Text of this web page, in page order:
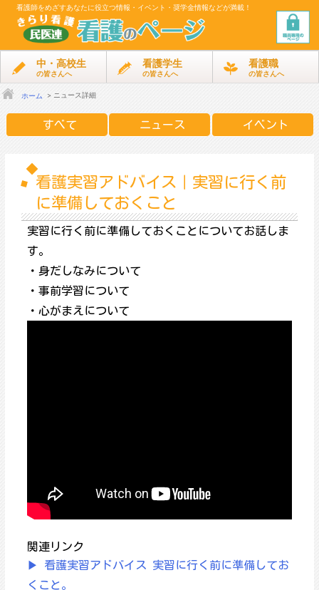
看護師をめざすあなたに役立つ情報・イベント・奨学金情報などが満載！
中・高校生
の皆さんへ
看護学生
の皆さんへ
看護職
の皆さんへ
ホーム ニュース詳細
すべて ニュース イベント
看護実習アドバイス｜実習に行く前
に準備しておくこと
実習に行く前に準備しておくことについてお話しま
す。
・身だしなみについて
・事前学習について
・心がまえについて
関連リンク
▶ 看護実習アドバイス 実習に行く前に準備してお
くこと。